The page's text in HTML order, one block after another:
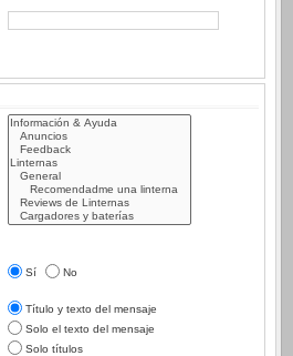
Sí No
Título y texto del mensaje
Solo el texto del mensaje
Solo títulos